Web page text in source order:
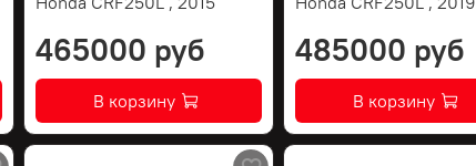
465000 руб
В корзину
485000 руб
В корзину